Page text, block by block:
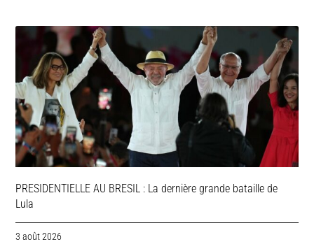
PRESIDENTIELLE AU BRESIL : La dernière grande bataille de
Lula
3 août 2026